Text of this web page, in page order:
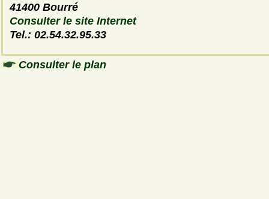
41400 Bourré
Consulter le site Internet
Tel.: 02.54.32.95.33
Consulter le plan